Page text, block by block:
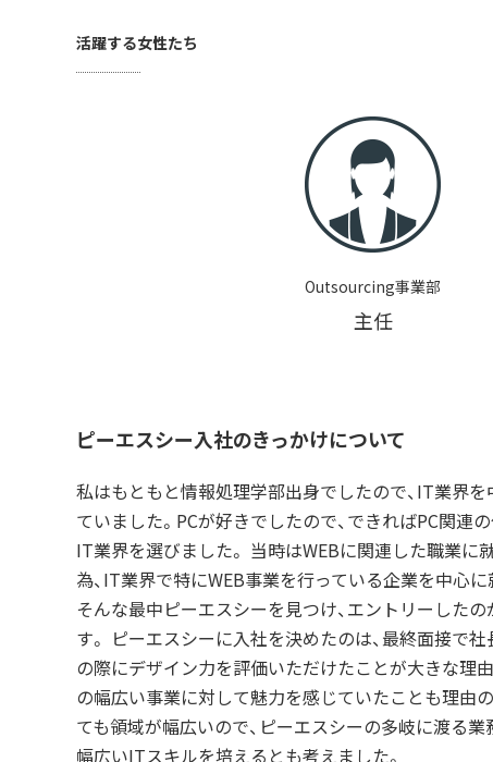
活躍する女性たち
Outsourcing事業部
主任
ピーエスシー入社のきっかけについて
私はもともと情報処理学部出身でしたので、IT業界
ていました。PCが好きでしたので、できればPC関連
IT業界を選びました。 当時はWEBに関連した職業に
為、IT業界で特にWEB事業を行っている企業を中心に
そんな最中ピーエスシーを見つけ、エントリーした
す。 ピーエスシーに入社を決めたのは、最終面接で
の際にデザイン力を評価いただけたことが大きな理
の幅広い事業に対して魅力を感じていたことも理由
ても領域が幅広いので、ピーエスシーの多岐に渡る
幅広いITスキルを培えるとも考えました。